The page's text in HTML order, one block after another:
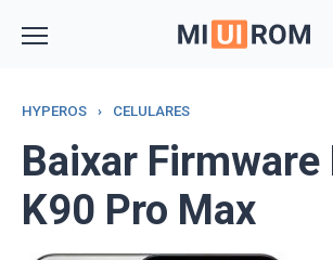
HYPEROS › CELULARES
Baixar Firmware
K90 Pro Max